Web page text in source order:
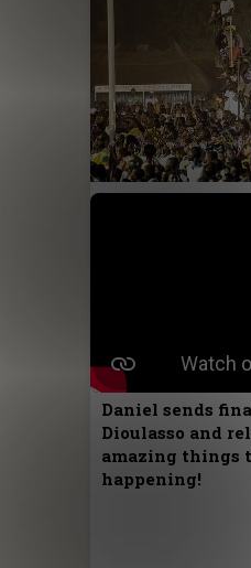
Daniel sends
Dioulasso and
amazing things
happening!